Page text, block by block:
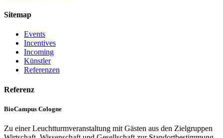
Sitemap
Events
Incentives
Incoming
Künstler
Referenzen
Referenz
BioCampus Cologne
Zu einer Leuchtturmveranstaltung mit Gästen aus den Zielgruppen